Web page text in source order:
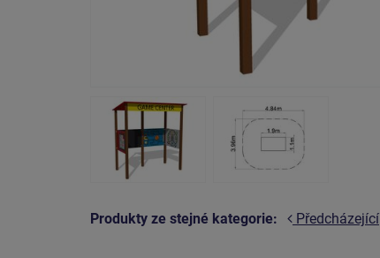
Produkty ze stejné kategorie: Předcházející